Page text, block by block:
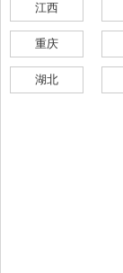
江西
重庆
湖北